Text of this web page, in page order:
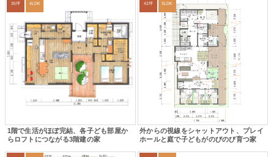
35坪 4LDK
1階で生活がほぼ完結、各子ども部屋か
らロフトにつながる3階建の家
42坪 3LDK
外からの視線をシャットアウト、プレイ
ホールと庭で子どもがのびのび育つ家